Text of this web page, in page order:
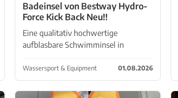
Badeinsel von Bestway Hydro-
Force Kick Back Neu!!
Eine qualitativ hochwertige
aufblasbare Schwimminsel in
mit einer maximalen Tragkraft von
ca. 450 kg Enthält bequeme
Rückenlehnen, 5 integrierte
Wassersport & Equipment 01.08.2026